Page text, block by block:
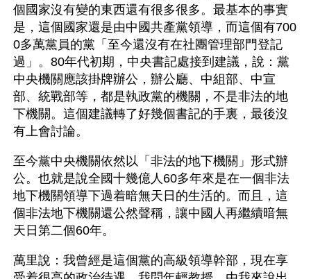
個國家沒有變的東西還有很多很多。最基本的事實
是，這個國家還是由中國共產黨領導，而這個有700
0多萬黨員的黨「至今還沒有在社團管理部門登記
過」。80年代初期，中央書記處接到建議，說：黨
中央機關應該掛牌辦公，辦公廳、中組部、中宣
部、統戰部等，都是執政黨的機關，不是非法的地
下機關。這個建議轉了好幾個書記的手裏，最後沒
有上會討論。
至今黨中央機關依然以「非法的地下機關」形式辦
公。也就是說全國十幾億人60多年來是在一個非法
地下機關領導下過着暗無天日的生活的。而且，這
個非法地下機關還公然聲稱，讓中國人再繼續暗無
天日第二個60年。
萬里說：我曾經是這個黨的高級領導幹部，現在享